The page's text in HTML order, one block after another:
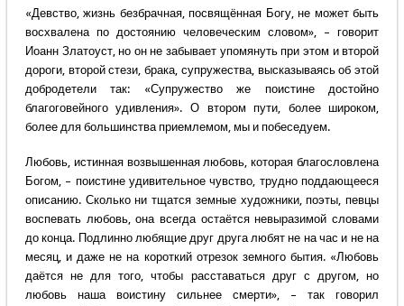
«Девство, жизнь безбрачная, посвящённая Богу, не может быть
восхвалена по достоянию человеческим словом», – говорит
Иоанн Златоуст, но он не забывает упомянуть при этом и второй
дороги, второй стези, брака, супружества, высказываясь об этой
добродетели так: «Супружество же поистине достойно
благоговейного удивления». О втором пути, более широком,
более для большинства приемлемом, мы и побеседуем.
Любовь, истинная возвышенная любовь, которая благословлена
Богом, – поистине удивительное чувство, трудно поддающееся
описанию. Сколько ни тщатся земные художники, поэты, певцы
воспевать любовь, она всегда остаётся невыразимой словами
до конца. Подлинно любящие друг друга любят не на час и не на
месяц, и даже не на короткий отрезок земного бытия. «Любовь
даётся не для того, чтобы расставаться друг с другом, но
любовь наша воистину сильнее смерти», – так говорил